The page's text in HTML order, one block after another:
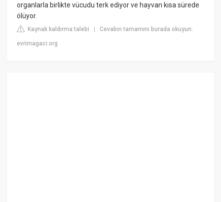
organlarla birlikte vücudu terk ediyor ve hayvan kısa sürede
ölüyor.
Kaynak kaldırma talebi |Cevabın tamamını burada okuyun:
evrimagaci.org